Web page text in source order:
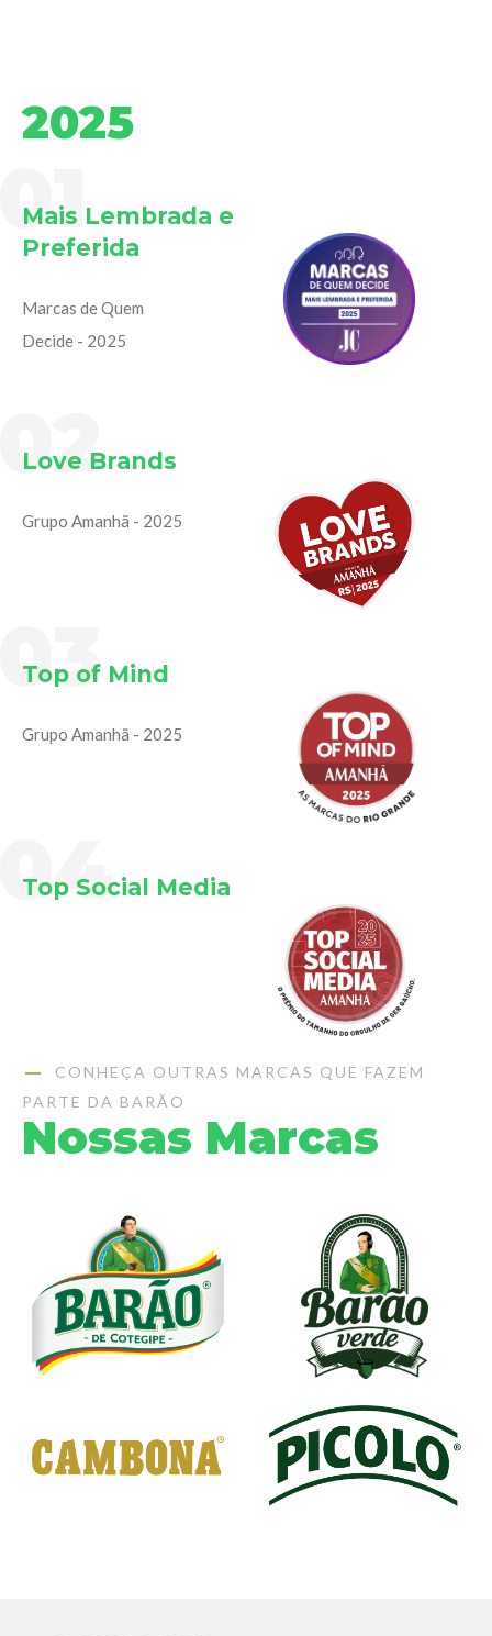
2025
Mais Lembrada e
Preferida
Marcas de Quem
Decide - 2025
Love Brands
Grupo Amanhã - 2025
Top of Mind
Grupo Amanhã - 2025
Top Social Media
CONHEÇA OUTRAS MARCAS QUE FAZEM
PARTE DA BARÃO
Nossas Marcas